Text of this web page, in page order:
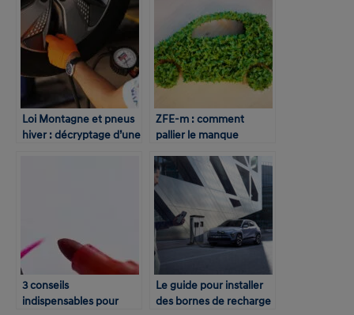
Loi Montagne et pneus
hiver : décryptage d’une
ZFE-m : comment
pallier le manque
diesel ?
3 conseils
indispensables pour
Le guide pour installer
des bornes de recharge